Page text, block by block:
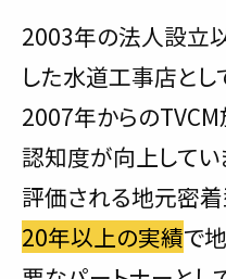
2003年の法人設立
した水道工事店とし
2007年からのTVCM
認知度が向上してい
評価される地元密着
20年以上の実績で